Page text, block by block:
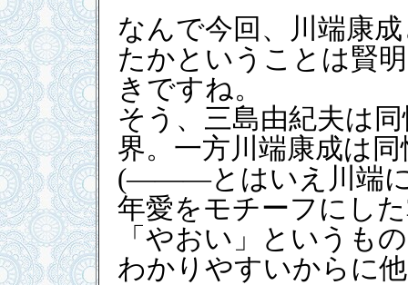
なんで今回、川端康
たかということは賢
きですね。
そう、三島由紀夫は
界。一方川端康成は
(―――とはいえ川端に
年愛をモチーフにし
「やおい」というも
わかりやすいからに